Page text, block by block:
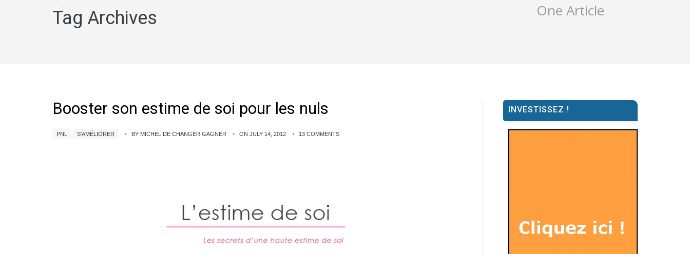
Tag Archives One Article
Booster son estime de soi pour les nuls
PNL S'AMÉLIORER BY MICHEL DE CHANGER GAGNER ON JULY 14, 2012 13 COMMENTS
INVESTISSEZ !